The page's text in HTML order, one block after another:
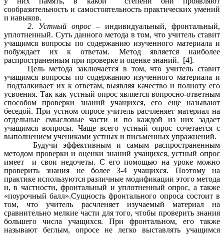
сообразительность и самостоятельность практических умений
и навыков.
2. Устный опрос – индивидуальный, фронтальный,
уплотненный. Суть данного метода в том, что учитель ставит
учащимся вопросы по содержанию изученного материала и
побуждает их к ответам. Метод является наиболее
распространенным при проверке и оценке знаний. [4].
Цель метода заключается в том, что учитель ставит
учащимся вопросы по содержанию изученного материала и
подталкивает их к ответам, выявляя качество и полноту его
усвоения. Так как устный опрос является вопросно-ответным
способом проверки знаний учащихся, его еще называют
беседой. При устном опросе учитель расчленяет материал на
отдельные смысловые части и по каждой из них задает
учащимся вопросы. Чаще всего устный опрос сочетается с
выполнением учениками устных и письменных упражнений.
Будучи эффективным и самым распространенным
методом проверки и оценки знаний учащихся, устный опрос
имеет и свои недочеты. С его помощью на уроке можно
проверить знания не более 3-4 учащихся. Поэтому на
практике используются различные модификации этого метода
и, в частности, фронтальный и уплотненный опрос, а также
«поурочный балл».Сущность фронтального опроса состоит в
том, что учитель расчленяет изучаемый материал на
сравнительно мелкие части для того, чтобы проверить знания
большего числа учащихся. При фронтальном, его также
называют беглым, опросе не легко выставлять учащимся